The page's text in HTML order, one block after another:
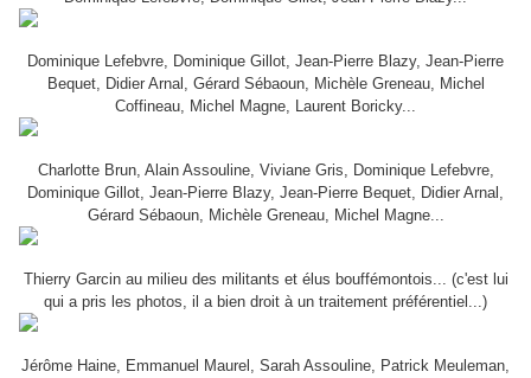
Dominique Lefebvre, Dominique Gillot, Jean-Pierre Blazy, Jean-Pierre
Bequet, Didier Arnal, Gérard Sébaoun, Michèle Greneau, Michel
Coffineau, Michel Magne, Laurent Boricky...
Charlotte Brun, Alain Assouline, Viviane Gris, Dominique Lefebvre,
Dominique Gillot, Jean-Pierre Blazy, Jean-Pierre Bequet, Didier Arnal,
Gérard Sébaoun, Michèle Greneau, Michel Magne...
Thierry Garcin au milieu des militants et élus bouffémontois... (c'est lui
qui a pris les photos, il a bien droit à un traitement préférentiel...)
Jérôme Haine, Emmanuel Maurel, Sarah Assouline, Patrick Meuleman,